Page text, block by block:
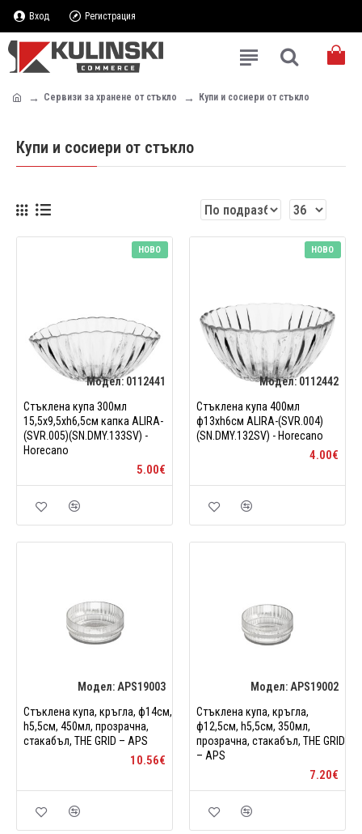
Вход Регистрация
Сервизи за хранене от стъкло Купи и сосиери от стъкло
Купи и сосиери от стъкло
НОВО
Модел: 0112441
Стъклена купа 300мл
15,5x9,5xh6,5см капка ALIRA-
(SVR.005)(SN.DMY.133SV) -
Horecano
5.00€
НОВО
Модел: 0112442
Стъклена купа 400мл
ф13xh6см ALIRA-(SVR.004)
(SN.DMY.132SV) - Horecano
4.00€
Модел: APS19003
Стъклена купа, кръгла, ф14см,
h5,5см, 450мл, прозрачна,
стакабъл, THE GRID – APS
10.56€
Модел: APS19002
Стъклена купа, кръгла,
ф12,5см, h5,5см, 350мл,
прозрачна, стакабъл, THE GRID
– APS
7.20€